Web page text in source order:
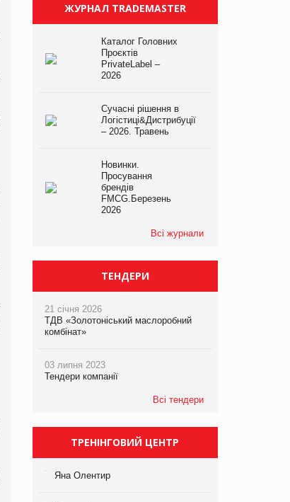
ЖУРНАЛ TRADEMASTER
Каталог Головних
Проєктів
PrivateLabel –
2026
Сучасні рішення в
Логістиці&Дистрибуції
– 2026. Травень
Новинки.
Просування
брендів
FMCG.Березень
2026
Всі журнали
ТЕНДЕРИ
21 січня 2026
ТДВ «Золотоніський маслоробний
комбінат»
03 липня 2023
Тендери компанії
Всі тендери
ТРЕНІНГОВИЙ ЦЕНТР
Яна Олентир